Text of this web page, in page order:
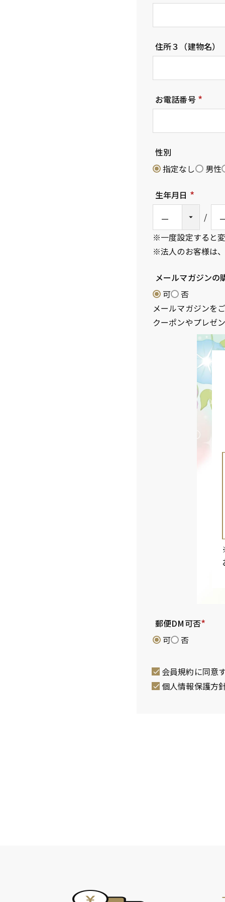
(
)
住所３（建物名）
お電話番号
(
性別
指定なし
男性
生年月日
(
必
須
)
※一度設定すると
※法人のお客様は
メールマガジンの
可
否
メールマガジンを
クーポンやプレゼ
郵便DM可否
)
可 否
会員規約に同意
個人情報保護方